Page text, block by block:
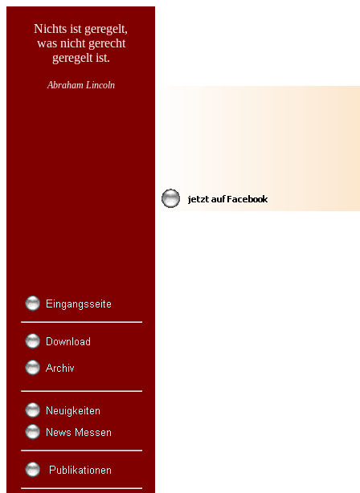
Nichts ist geregelt,
was nicht gerecht
geregelt ist.
Abraham Lincoln